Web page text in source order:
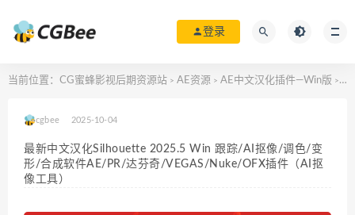
登录
当前位置： CG蜜蜂影视后期资源站 > AE资源 > AE中文汉化插件—Win版 > 最
cgbee 2025-10-04
最新中文汉化Silhouette 2025.5 Win 跟踪/AI抠像/调色/变
形/合成软件AE/PR/达芬奇/VEGAS/Nuke/OFX插件（AI抠
像工具）